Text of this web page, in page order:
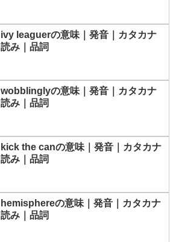
ivy leaguerの意味｜発音｜カタカナ
読み｜品詞
wobblinglyの意味｜発音｜カタカナ
読み｜品詞
kick the canの意味｜発音｜カタカナ
読み｜品詞
hemisphereの意味｜発音｜カタカナ
読み｜品詞